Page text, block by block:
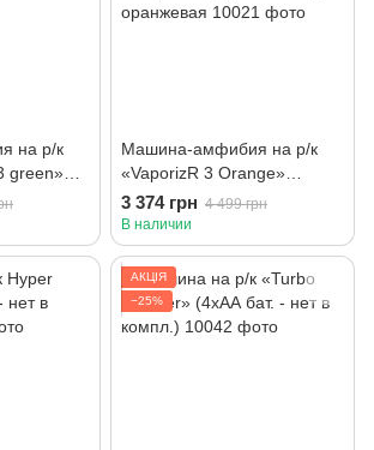
на р/к
green»
Машина-амфибия на р/к
«VaporizR 3 Orange»
(аккум. Li-Fe-Po - 6,4v,
быстрая зарядка от USB),
оранжевая
3 374 грн 4 499 грн
В наличии
АКЦІЯ
−25%